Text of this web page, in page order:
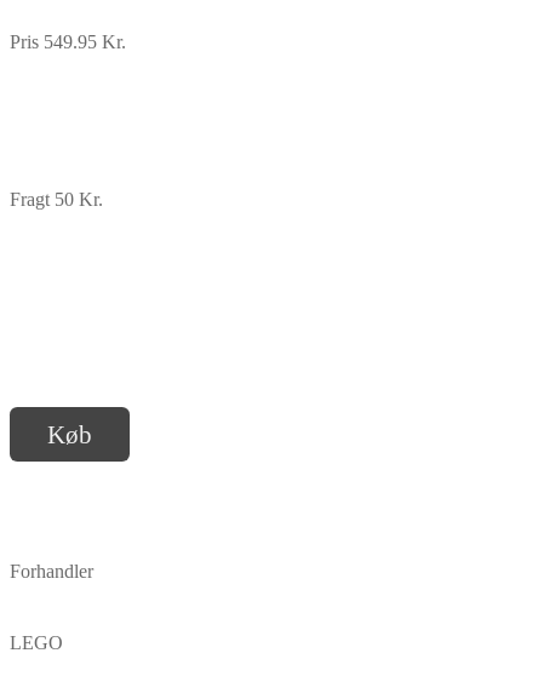
Pris 549.95 Kr.
Fragt 50 Kr.
Køb
Forhandler
LEGO